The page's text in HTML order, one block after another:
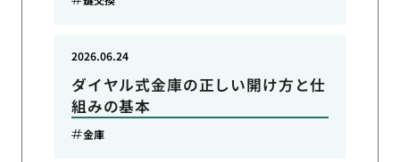
ダイヤル式金庫の正しい開け方と仕
組みの基本
2026.06.24
金庫